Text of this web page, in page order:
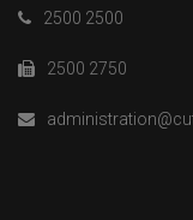
2500 2500
2500 2750